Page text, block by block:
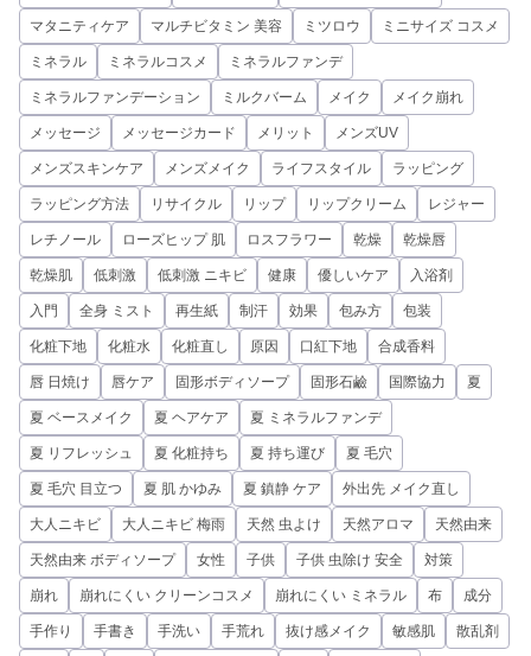
マタニティケア マルチビタミン 美容 ミツロウ ミニサイズ コスメ
ミネラル ミネラルコスメ ミネラルファンデ
ミネラルファンデーション ミルクバーム メイク メイク崩れ
メッセージ メッセージカード メリット メンズUV
メンズスキンケア メンズメイク ライフスタイル ラッピング
ラッピング方法 リサイクル リップ リップクリーム レジャー
レチノール ローズヒップ 肌 ロスフラワー 乾燥 乾燥唇
乾燥肌 低刺激 低刺激 ニキビ 健康 優しいケア 入浴剤
入門 全身 ミスト 再生紙 制汗 効果 包み方 包装
化粧下地 化粧水 化粧直し 原因 口紅下地 合成香料
唇 日焼け 唇ケア 固形ボディソープ 固形石鹼 国際協力 夏
夏 ベースメイク 夏 ヘアケア 夏 ミネラルファンデ
夏 リフレッシュ 夏 化粧持ち 夏 持ち運び 夏 毛穴
夏 毛穴 目立つ 夏 肌 かゆみ 夏 鎮静 ケア 外出先 メイク直し
大人ニキビ 大人ニキビ 梅雨 天然 虫よけ 天然アロマ 天然由来
天然由来 ボディソープ 女性 子供 子供 虫除け 安全 対策
崩れ 崩れにくい クリーンコスメ 崩れにくい ミネラル 布 成分
手作り 手書き 手洗い 手荒れ 抜け感メイク 敏感肌 散乱剤